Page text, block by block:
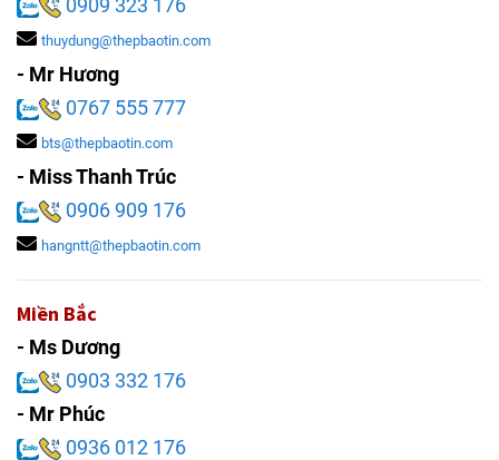
thuydung@thepbaotin.com
- Mr Hương
0767 555 777
bts@thepbaotin.com
- Miss Thanh Trúc
0906 909 176
hangntt@thepbaotin.com
Miền Bắc
- Ms Dương
0903 332 176
- Mr Phúc
0936 012 176